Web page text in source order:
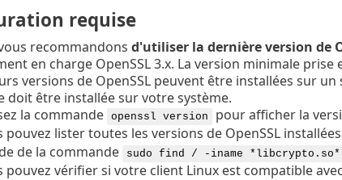
requise
recommandons d'utiliser la dernière version de
en charge OpenSSL 3.x. La version minimale
versions de OpenSSL peuvent être installées sur
doit être installée sur votre système.
la commande openssl version pour afficher la
pouvez lister toutes les versions de OpenSSL
de la commande
sudo find / -iname *libcrypto.so*
pouvez vérifier si votre client Linux est compatible